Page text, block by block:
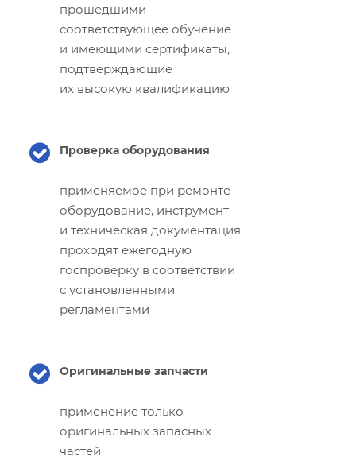
прошедшими
соответствующее обучение
и имеющими сертификаты,
подтверждающие
их высокую квалификацию
Проверка оборудования
применяемое при ремонте
оборудование, инструмент
и техническая документация
проходят ежегодную
госпроверку в соответствии
с установленными
регламентами
Оригинальные запчасти
применение только
оригинальных запасных
частей